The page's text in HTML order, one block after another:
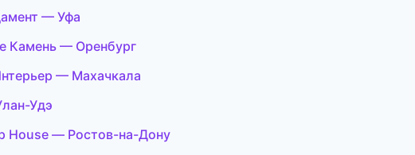
— Уфа
Камень — Оренбург
— Махачкала
Удэ
House — Ростов-на-Дону